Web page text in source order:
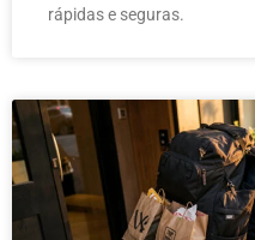
rápidas e seguras.